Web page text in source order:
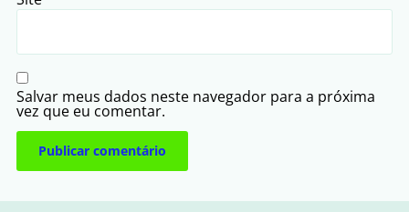
Salvar meus dados neste navegador para a próxima
vez que eu comentar.